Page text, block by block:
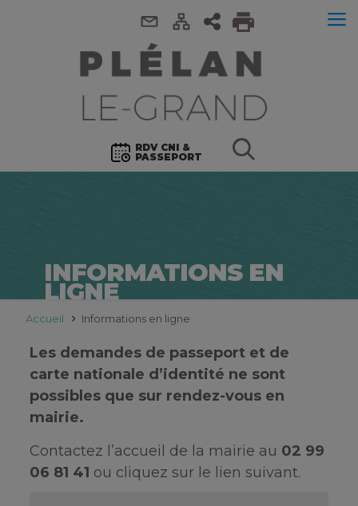
RDV CNI &
PASSEPORT
INFORMATIONS EN
LIGNE
Accueil Informations en ligne
Les demandes de passeport et de
carte nationale d’identité ne sont
possibles que sur rendez-vous en
mairie.
Contactez l’accueil de la mairie au 02 99
06 81 41 ou cliquez sur le lien suivant.